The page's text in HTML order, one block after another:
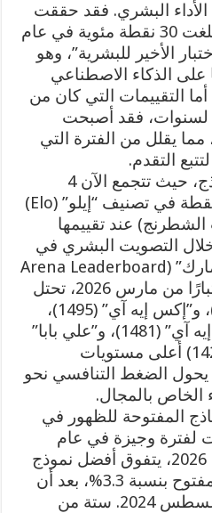
البشري. فقد حققت
النماذج الرائدة مكاسب بلغت 30 نقطة مئوية في عام
الأخير للبشرية”، وهو
الذكاء الاصطناعي
أما التقييمات التي كان من
لسنوات، فقد أصبحت
يقلل من الفترة التي
التقدم.
ويتقارب أداء أفضل النماذج، حيث تتجمع الآن 4
شركات ضمن نطاق 25 نقطة في تصنيف “إيلو” (Elo)
عند تقييمها
التصويت البشري في
“أرينا ليدربورد اندو بينشمارك” (Arena Leaderboard
and benchmark) . واعتبارًا من مارس 2026، تحتل
كل من “أنثروبيك” (1503)، و”إكس إيه آي” (1495)،
و”غوغل” (1494)، و”أوبن إيه آي” (1481)، و”علي بابا”
(1449)، و”ديب سيك” (1424) أعلى مستويات
يحول الضغط التنافسي نحو
الخاص بالمجال.
المفتوحة للظهور في
لفترة وجيزة في عام
2024. واعتبارًا من مارس 2026، يتفوق أفضل نموذج
مغلق على أفضل نموذج مفتوح بنسبة 3.3%، بعد أن
كانت النسبة 0.5% في أغسطس 2024. ستة من